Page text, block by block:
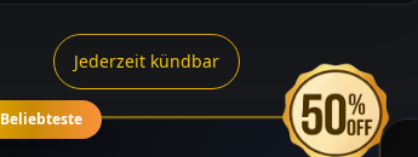
Jederzeit kündbar
Beliebteste